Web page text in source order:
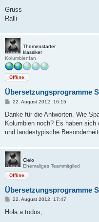
Gruss
Ralli
Themenstarter
klassiker
Kolumbienfan
Offline
Übersetzungsprogramme
B
i
r
a
22. August 2012, 16:15
Danke für die Antworten. Wie
Kolumbien noch? Es haben
und landestypische
Cielo
Ehemaliges Teammitglied
Offline
Übersetzungsprogramme
B
i
22. August 2012, 17:47
Hola a todos,